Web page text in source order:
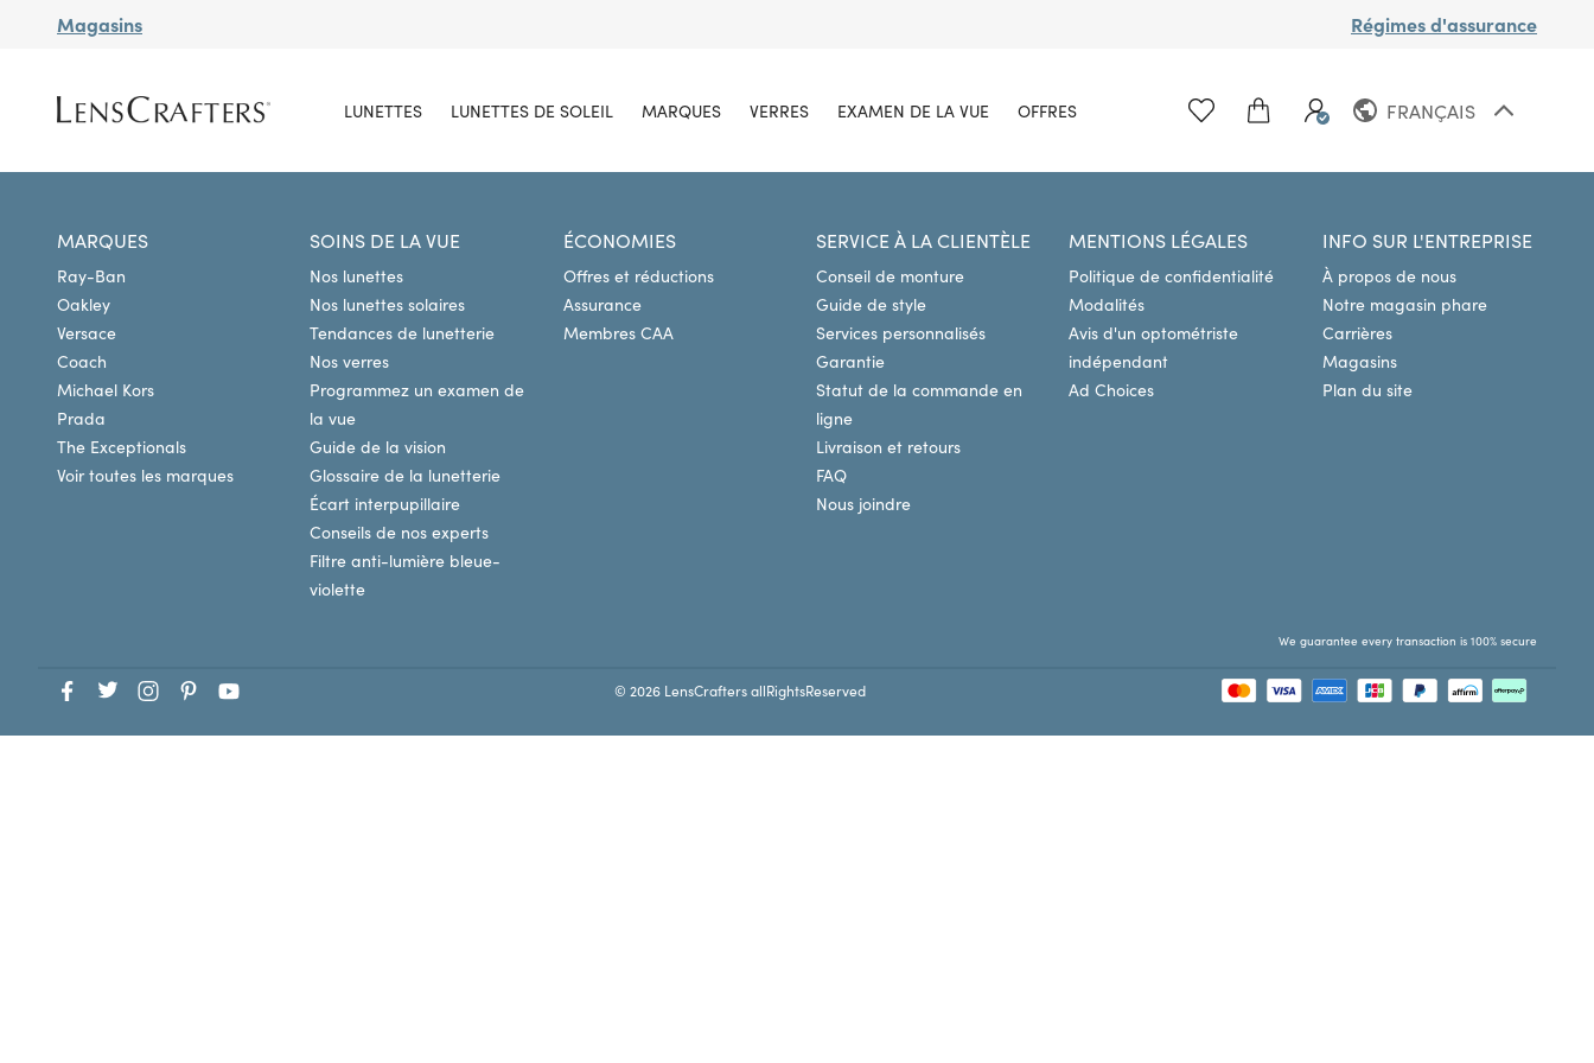
Magasins Régimes d'assurance
LUNETTES LUNETTES DE SOLEIL MARQUES VERRES EXAMEN DE LA VUE OFFRES FRANÇAIS
ANGLAIS
MARQUES
Ray-Ban
Oakley
Versace
Coach
Michael Kors
Prada
The Exceptionals
Voir toutes les marques
SOINS DE LA VUE
Nos lunettes
Nos lunettes solaires
Tendances de lunetterie
Nos verres
Programmez un examen de
la vue
Guide de la vision
Glossaire de la lunetterie
Écart interpupillaire
Conseils de nos experts
Filtre anti-lumière bleue-
violette
ÉCONOMIES
Offres et réductions
Assurance
Membres CAA
SERVICE À LA CLIENTÈLE
Conseil de monture
Guide de style
Services personnalisés
Garantie
Statut de la commande en
ligne
Livraison et retours
FAQ
Nous joindre
MENTIONS LÉGALES
Politique de confidentialité
Modalités
Avis d'un optométriste
indépendant
Ad Choices
INFO SUR L'ENTREPRISE
À propos de nous
Notre magasin phare
Carrières
Magasins
Plan du site
We guarantee every transaction is 100% secure
© 2026 LensCrafters allRightsReserved